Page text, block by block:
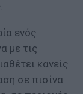
ενός
με τις
κανείς
σε πισίνα